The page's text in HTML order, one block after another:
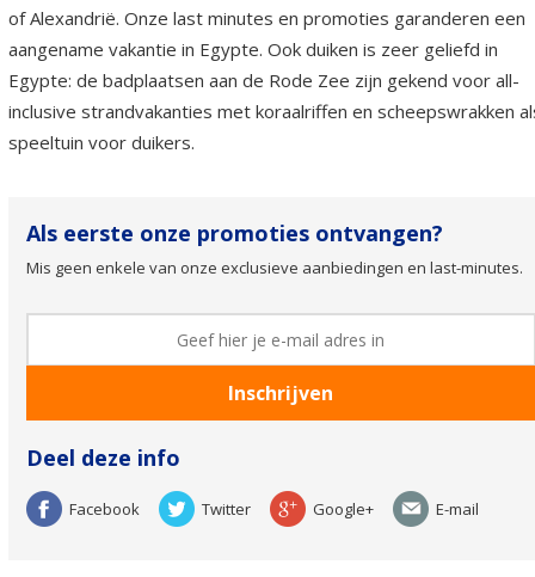
of Alexandrië. Onze last minutes en promoties garanderen een
aangename vakantie in Egypte. Ook duiken is zeer geliefd in
Egypte: de badplaatsen aan de Rode Zee zijn gekend voor all-
inclusive strandvakanties met koraalriffen en scheepswrakken
speeltuin voor duikers.
Als eerste onze promoties ontvangen?
Mis geen enkele van onze exclusieve aanbiedingen en last-minutes.
Deel deze info
Facebook Twitter Google+ E-mail